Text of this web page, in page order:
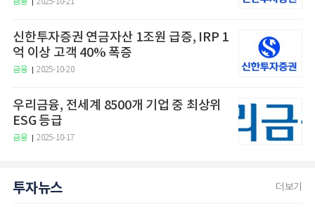
신한투자증권 연금자산 1조원 급증, IRP 1
억 이상 고객 40% 폭증
금융 2025-10-20
우리금융, 전세계 8500개 기업 중 최상위
ESG 등급
금융 2025-10-17
투자뉴스 더보기